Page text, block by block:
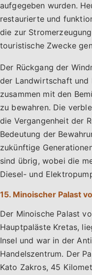
aufgegeben wurden.
restaurierte und
die zur
touristische Zwecke
Der Rückgang der
der Landwirtschaft und
zusammen mit den
zu bewahren. Die
die Vergangenheit der
Bedeutung der
zukünftige
sind übrig, wobei die
Diesel- und
15. Minoischer Palast
Der Minoische Palast
Hauptpaläste Kretas,
Insel und war in der
Handelszentrum. Der
Kato Zakros, 45